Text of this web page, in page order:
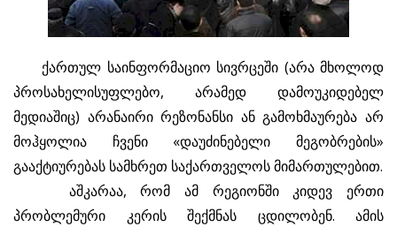
ქართულ საინფორმაციო სივრცეში (არა მხოლოდ
პროსახელისუფლებო, არამედ დამოუკიდებელ
მედიაშიც) არანაირი რეზონანსი ან გამოხმაურება არ
მოჰყოლია ჩვენი «დაუძინებელი მეგობრების»
გააქტიურებას სამხრეთ საქართველოს მიმართულებით.
აშკარაა, რომ ამ რეგიონში კიდევ ერთი
პრობლემური კერის შექმნას ცდილობენ. ამის